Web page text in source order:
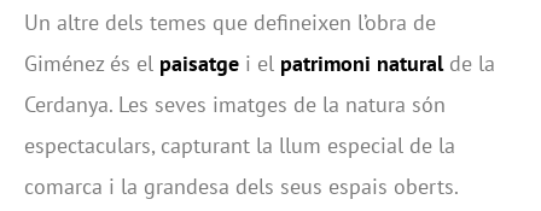
Un altre dels temes que defineixen l’obra de
Giménez és el paisatge i el patrimoni naturalde la
Cerdanya. Les seves imatges de la natura són
espectaculars, capturant la llum especial de la
comarca i la grandesa dels seus espais oberts.